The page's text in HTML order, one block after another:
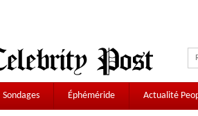
Sondages Éphéméride Actualité